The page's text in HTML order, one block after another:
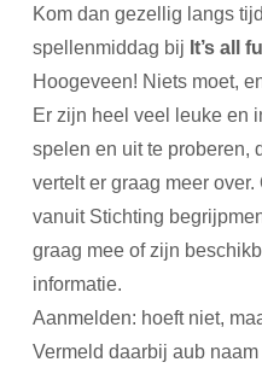
Kom dan gezellig langs
spellenmiddag bij It’s all
Hoogeveen! Niets moet,
Er zijn heel veel leuke en
spelen en uit te proberen,
vertelt er graag meer
vanuit Stichting
graag mee of zijn
informatie.
Aanmelden: hoeft niet,
Vermeld daarbij aub